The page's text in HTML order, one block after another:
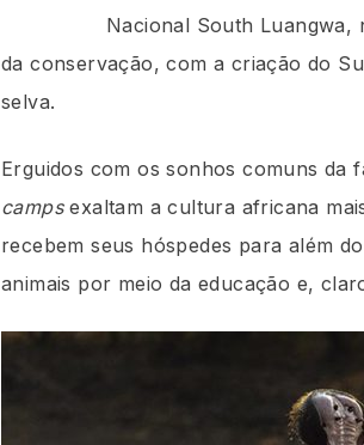
Nacional South Luangwa,
da conservação, com a criação do
selva.
Erguidos com os sonhos comuns da
campsexaltam a cultura africana
recebem seus hóspedes para além
animais por meio da educação e,